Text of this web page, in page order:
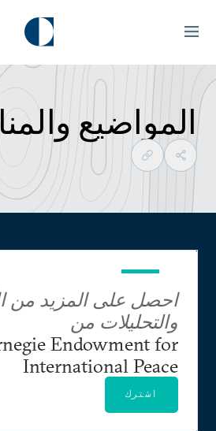
المواضيع
احصل على المزيد من
والتحليلات من
Endowment for
International Peace
اشترك